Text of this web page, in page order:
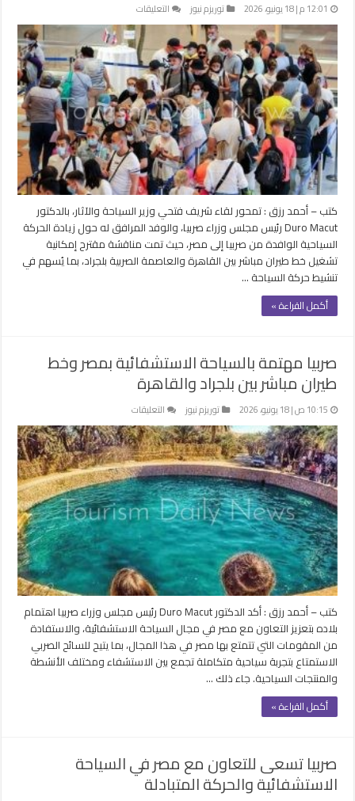
12:01 م | 18 يونيو، 2026 توريزم نيوز التعليقات
زيادة
الحركة
السياحية
من
صربيا
إلى
مصر
وتحركات
خلال
إكسبو
بلجراد
2027
مغلقة
كتب – أحمد رزق : تمحور لقاء شريف فتحي وزير السياحة والآثار، بالدكتور
Duro Macut رئيس مجلس وزراء صربيا، والوفد المرافق له حول زيادة الحركة
السياحية الوافدة من صربيا إلى مصر، حيث تمت مناقشة مقترح إمكانية
تشغيل خط طيران مباشر بين القاهرة والعاصمة الصربية بلجراد، بما يُسهم في
تنشيط حركة السياحة …
أكمل القراءة »
صربيا مهتمة بالسياحة الاستشفائية بمصر وخط
طيران مباشر بين بلجراد والقاهرة
10:15 ص | 18 يونيو، 2026 توريزم نيوز التعليقات
صربيا
مهتمة
بالسياحة
الاستشفائية
بمصر
وخط
طيران
مباشر
بين
بلجراد
والقاهرة
مغلقة
كتب – أحمد رزق : أكد الدكتور Duro Macut رئيس مجلس وزراء صربيا اهتمام
بلاده بتعزيز التعاون مع مصر في مجال السياحة الاستشفائية، والاستفادة
من المقومات التي تتمتع بها مصر في هذا المجال، بما يتيح للسائح الصربي
الاستمتاع بتجربة سياحية متكاملة تجمع بين الاستشفاء ومختلف الأنشطة
والمنتجات السياحية. جاء ذلك …
أكمل القراءة »
صربيا تسعى للتعاون مع مصر في السياحة
الاستشفائية والحركة المتبادلة